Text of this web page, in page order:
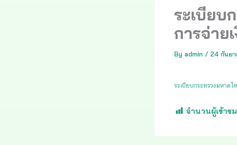
ระเบียบ
การจ่าย
By admin / 24 กันย
ระเบียบกระทรวงมหาด
จำนวนผู้เข้าช